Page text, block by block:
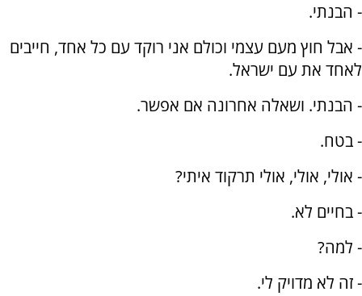
- הבנתי.
- אבל חוץ מעם עצמי וכולם אני רוקד עם כל אחד, חייבים
לאחד את עם ישראל.
- הבנתי. ושאלה אחרונה אם אפשר.
- בטח.
- אולי, אולי, אולי תרקוד איתי?
- בחיים לא.
- למה?
- זה לא מדויק לי.